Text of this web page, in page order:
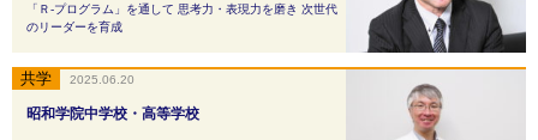
「Ｒ-プログラム」を通して 思考力・表現力を磨き 次世代
のリーダーを育成
昭和学院中学校・高等学校
2025.06.20